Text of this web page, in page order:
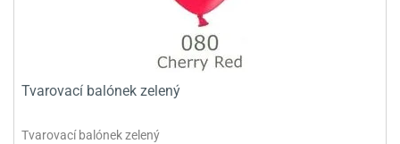
Tvarovací balónek zelený
Tvarovací balónek zelený